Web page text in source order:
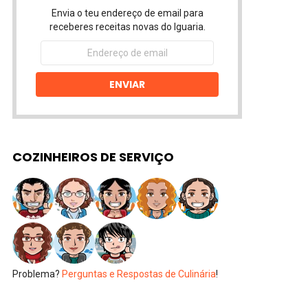
Envia o teu endereço de email para
receberes receitas novas do Iguaria.
Endereço
email
ENVIAR
COZINHEIROS DE SERVIÇO
Problema? Perguntas e Respostas de Culinária!